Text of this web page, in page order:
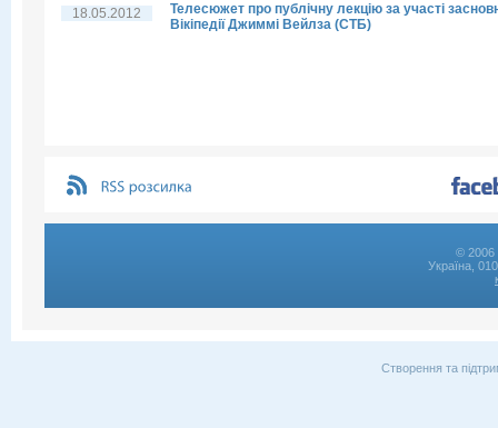
18.05.2012
Телесюжет про публічну лекцію за участі
Вікіпедії Джиммі Вейлза (СТБ)
© 2006
Україна,
Створення та